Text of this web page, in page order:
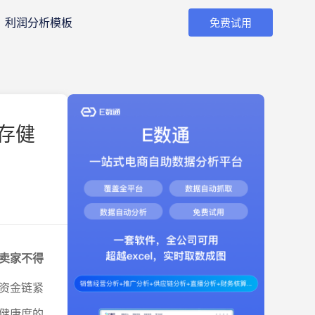
利润分析模板 免费试用
健
家不得
金链紧